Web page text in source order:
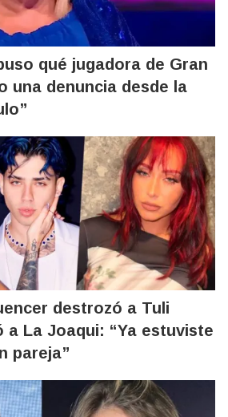
qué jugadora de Gran
una denuncia desde la
destrozó a Tuli
a La Joaqui: “Ya estuviste
pareja”